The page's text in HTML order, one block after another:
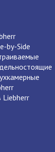
by-Side
Liebherr